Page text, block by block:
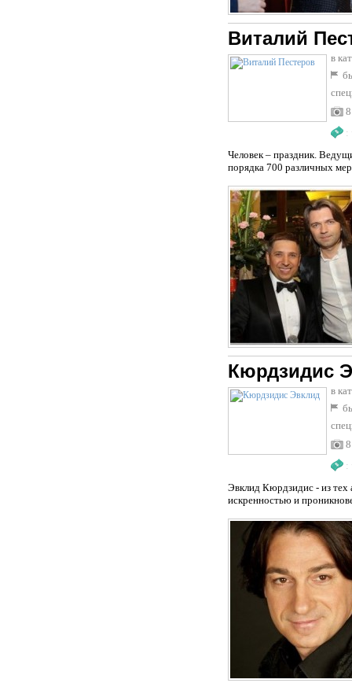
Виталий
в
8
:
Человек – праздник.
порядка 700 различных
Кюрдзидис
в
8
:
Эвклид Кюрдзидис - из тех
искренностью и